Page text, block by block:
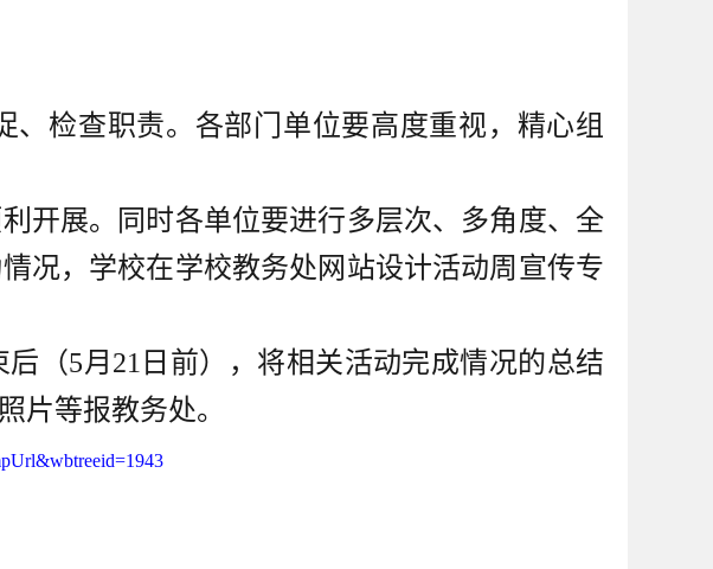
检查职责。各部门单位要高度重视，精心组
开展。同时各单位要进行多层次、多角度、全
况，学校在学校教务处网站设计活动周宣传专
（5月21日前），将相关活动完成情况的总结
片等报教务处。